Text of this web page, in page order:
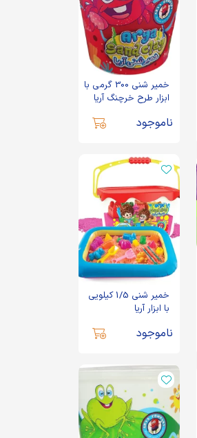
خمیر شنی 300 گرمی با
ابزار طرح خرچنگ آریا
ناموجود
خمیر شنی 1/5 کیلویی
با ابزار آریا
ناموجود